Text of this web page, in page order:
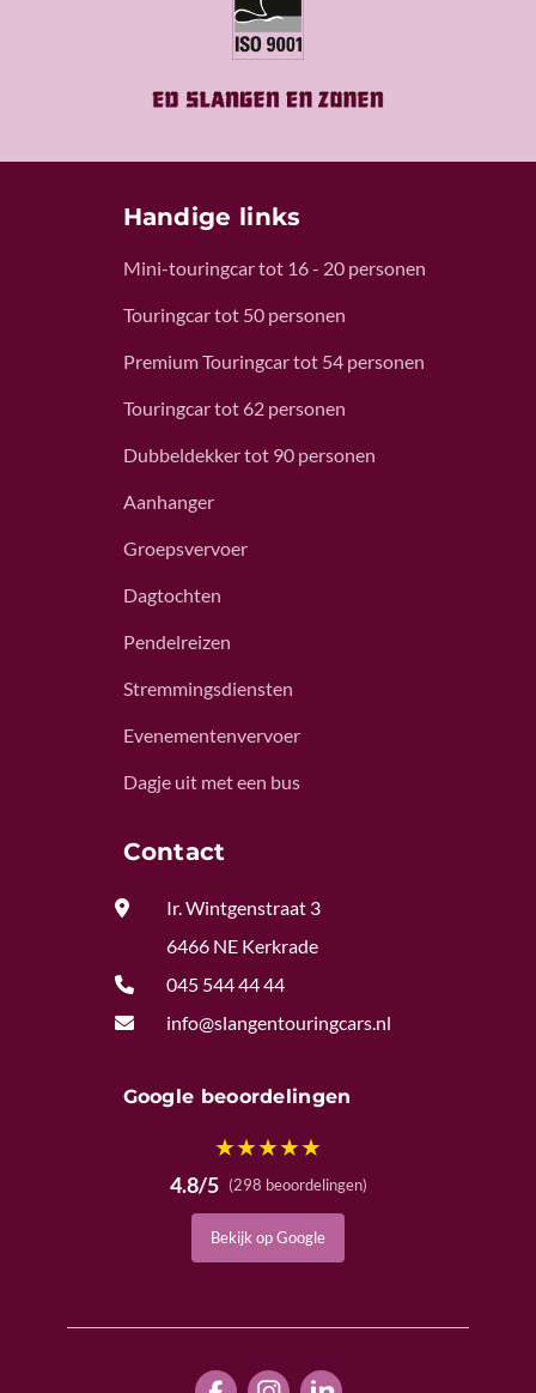
Handige links
Mini-touringcar tot 16 - 20 personen
Touringcar tot 50 personen
Premium Touringcar tot 54 personen
Touringcar tot 62 personen
Dubbeldekker tot 90 personen
Aanhanger
Groepsvervoer
Dagtochten
Pendelreizen
Stremmingsdiensten
Evenementenvervoer
Dagje uit met een bus
Contact

Ir. Wintgenstraat 3
6466 NE Kerkrade

045 544 44 44

info@slangentouringcars.nl
Google beoordelingen
★★★★★
4.8/5 (298 beoordelingen)
Bekijk op Google